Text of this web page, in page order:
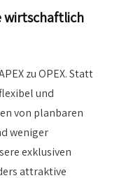
wirtschaftlich
zu OPEX. Statt
und
von planbaren
weniger
exklusiven
attraktive